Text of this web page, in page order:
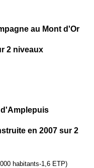
au Mont d'Or
2 niveaux
en 2007 sur 2
habitants-1,6 ETP)